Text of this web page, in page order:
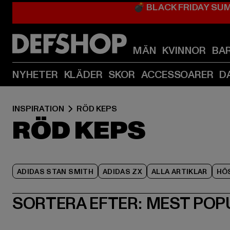
💣 BLACK FRIDAY
MÄN KVINNOR
NYHETER KLÄDER SKOR ACCESSOARER
INSPIRATION RÖD KEPS
RÖD KEPS
ADIDAS STAN SMITH ADIDAS ZX ALLA ARTIKLAR
SORTERA EFTER: MEST